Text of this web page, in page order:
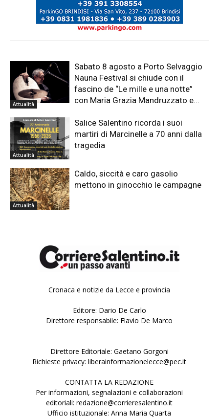
Attualità
Sabato 8 agosto a Porto Selvaggio
Nauna Festival si chiude con il
fascino de “Le mille e una notte”
con Maria Grazia Mandruzzato e...
Attualità
Salice Salentino ricorda i suoi
martiri di Marcinelle a 70 anni dalla
tragedia
Attualità
Caldo, siccità e caro gasolio
mettono in ginocchio le campagne
Cronaca e notizie da Lecce e provincia
Editore: Dario De Carlo
Direttore responsabile: Flavio De Marco
Direttore Editoriale: Gaetano Gorgoni
Richieste privacy: liberainformazionelecce@pec.it
CONTATTA LA REDAZIONE
Per informazioni, segnalazioni e collaborazioni
editoriali: redazione@corrieresalentino.it
Ufficio istituzionale: Anna Maria Quarta